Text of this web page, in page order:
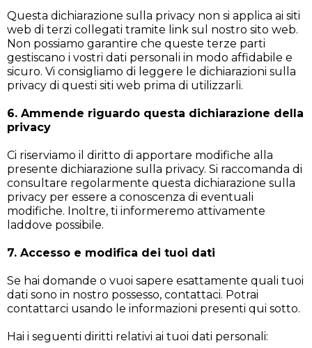
Questa dichiarazione sulla privacy non si applica ai siti
web di terzi collegati tramite link sul nostro sito web.
Non possiamo garantire che queste terze parti
gestiscano i vostri dati personali in modo affidabile e
sicuro. Vi consigliamo di leggere le dichiarazioni sulla
privacy di questi siti web prima di utilizzarli.
6. Ammende riguardo questa dichiarazione della
privacy
Ci riserviamo il diritto di apportare modifiche alla
presente dichiarazione sulla privacy. Si raccomanda di
consultare regolarmente questa dichiarazione sulla
privacy per essere a conoscenza di eventuali
modifiche. Inoltre, ti informeremo attivamente
laddove possibile.
7. Accesso e modifica dei tuoi dati
Se hai domande o vuoi sapere esattamente quali tuoi
dati sono in nostro possesso, contattaci. Potrai
contattarci usando le informazioni presenti qui sotto.
Hai i seguenti diritti relativi ai tuoi dati personali: